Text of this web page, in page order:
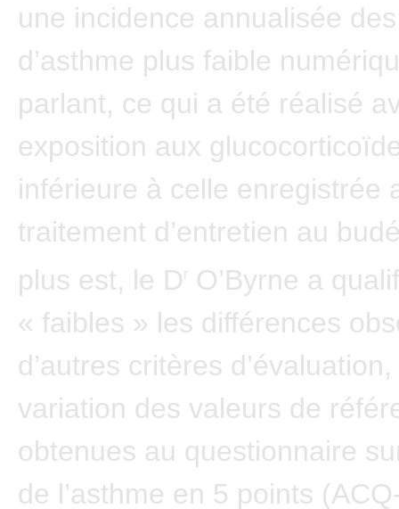
une incidence annualisée
d’asthme plus faible
parlant, ce qui a été réalisé
exposition aux
inférieure à celle enregistrée
traitement d’entretien au
plus est, le Dr
O’Byrne a
« faibles » les différences
d’autres critères
variation des valeurs de
obtenues au questionnaire
de l’asthme en 5 points